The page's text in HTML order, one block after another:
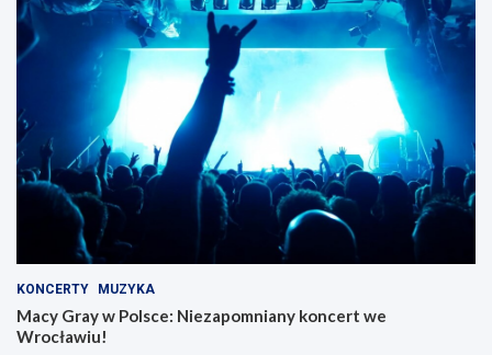
KONCERTY MUZYKA
Macy Gray w Polsce: Niezapomniany koncert we
Wrocławiu!